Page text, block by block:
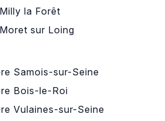
la Forêt
sur Loing
Samois-sur-Seine
Bois-le-Roi
Vulaines-sur-Seine